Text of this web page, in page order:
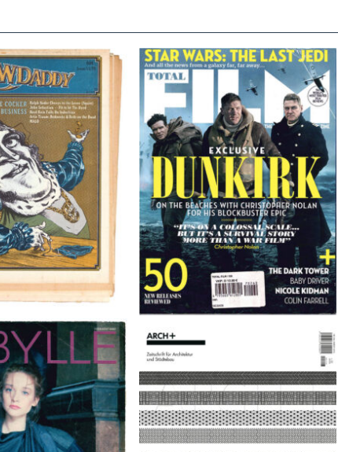
– June/11/72
TOTAL FILM #260 – SUMMER
2017
6/89 ARCH+ Nr. 226, Herbst 2016